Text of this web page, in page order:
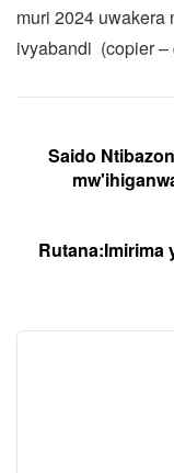
muri 2024 uwakera
ivyabandi (copier –
Saido
Rutana:Imirima